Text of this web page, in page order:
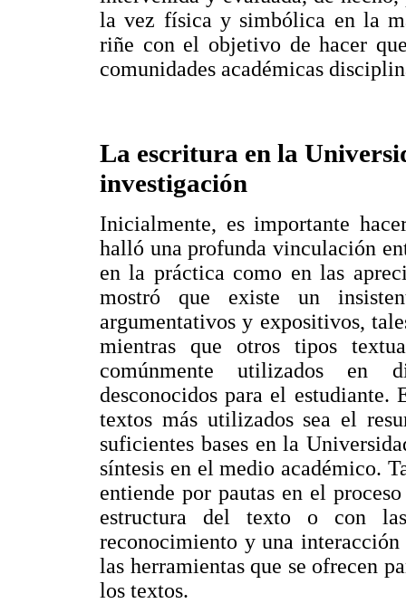
la vez física y simbólica en la
riñe con el objetivo de hacer
comunidades académicas
La escritura en la
investigación
Inicialmente, es importante
halló una profunda vinculación
en la práctica como en las
mostró que existe un
argumentativos y expositivos,
mientras que otros tipos
comúnmente utilizados en
desconocidos para el estudiante.
textos más utilizados sea el
suficientes bases en la
síntesis en el medio académico.
entiende por pautas en el
estructura del texto o con
reconocimiento y una
las herramientas que se ofrecen
los textos.